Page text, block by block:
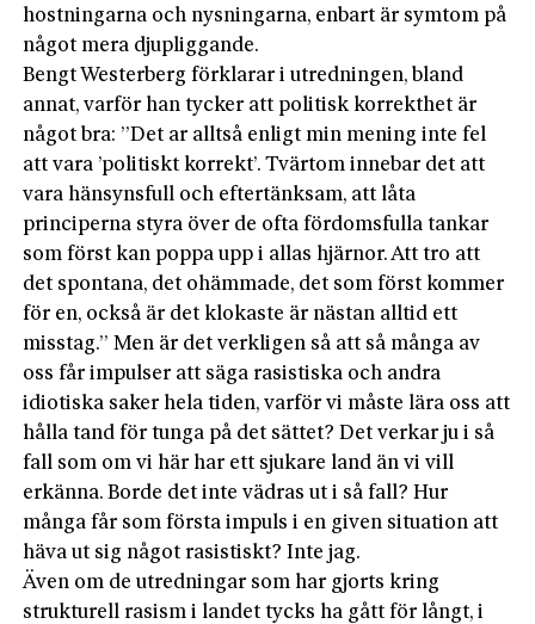
hostningarna och nysningarna, enbart är symtom på
något mera djupliggande.
Bengt Westerberg förklarar i utredningen, bland
annat, varför han tycker att politisk korrekthet är
något bra: ”Det ar alltså enligt min mening inte fel
att vara ’politiskt korrekt’. Tvärtom innebar det att
vara hänsynsfull och eftertänksam, att låta
principerna styra över de ofta fördomsfulla tankar
som först kan poppa upp i allas hjärnor. Att tro att
det spontana, det ohämmade, det som först kommer
för en, också är det klokaste är nästan alltid ett
misstag.” Men är det verkligen så att så många av
oss får impulser att säga rasistiska och andra
idiotiska saker hela tiden, varför vi måste lära oss att
hålla tand för tunga på det sättet? Det verkar ju i så
fall som om vi här har ett sjukare land än vi vill
erkänna. Borde det inte vädras ut i så fall? Hur
många får som första impuls i en given situation att
häva ut sig något rasistiskt? Inte jag.
Även om de utredningar som har gjorts kring
strukturell rasism i landet tycks ha gått för långt, i